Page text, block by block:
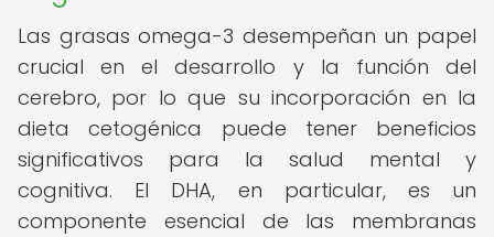
Las grasas omega-3 desempeñan un papel
crucial en el desarrollo y la función del
cerebro, por lo que su incorporación en la
dieta cetogénica puede tener beneficios
significativos para la salud mental y
cognitiva. El DHA, en particular, es un
componente esencial de las membranas